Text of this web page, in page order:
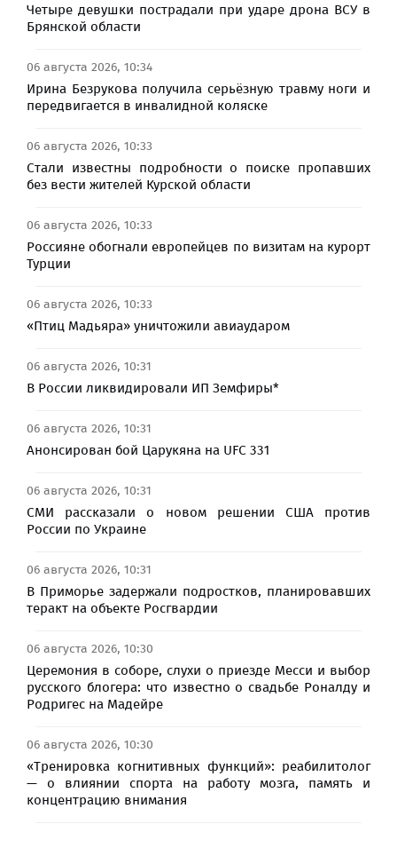
Четыре девушки пострадали при ударе дрона ВСУ в
Брянской области
06 августа 2026, 10:34
Ирина Безрукова получила серьёзную травму ноги и
передвигается в инвалидной коляске
06 августа 2026, 10:33
Стали известны подробности о поиске пропавших
без вести жителей Курской области
06 августа 2026, 10:33
Россияне обогнали европейцев по визитам на курорт
Турции
06 августа 2026, 10:33
«Птиц Мадьяра» уничтожили авиаударом
06 августа 2026, 10:31
В России ликвидировали ИП Земфиры*
06 августа 2026, 10:31
Анонсирован бой Царукяна на UFC 331
06 августа 2026, 10:31
СМИ рассказали о новом решении США против
России по Украине
06 августа 2026, 10:31
В Приморье задержали подростков, планировавших
теракт на объекте Росгвардии
06 августа 2026, 10:30
Церемония в соборе, слухи о приезде Месси и выбор
русского блогера: что известно о свадьбе Роналду и
Родригес на Мадейре
06 августа 2026, 10:30
«Тренировка когнитивных функций»: реабилитолог
— о влиянии спорта на работу мозга, память и
концентрацию внимания